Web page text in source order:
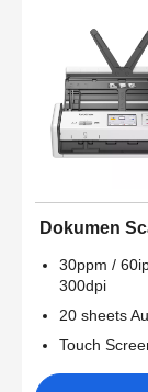
Dokumen
30ppm /
300dpi
20 sheets
Touch